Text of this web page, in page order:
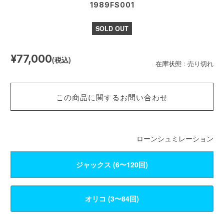
1989FS001
SOLD OUT
在庫状態 : 売り切れ
¥77,000(税込)
この商品に関するお問い合わせ
ローンシュミレーション
ジャックス (6〜120回)